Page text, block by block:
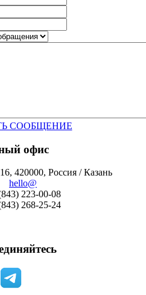
СООБЩЕНИЕ
офис
420000, Россия / Казань
hello@
223-00-08
268-25-24